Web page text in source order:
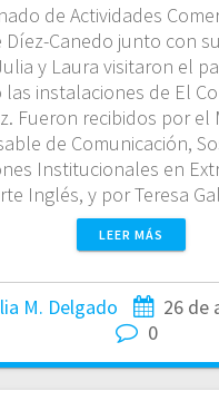
de Actividades
Díez-Canedo junto con
y Laura visitaron el
las instalaciones de El
Fueron recibidos por el
de Comunicación,
Institucionales en
Inglés, y por Teresa
LEER MÁS
M. Delgado
26 de
0